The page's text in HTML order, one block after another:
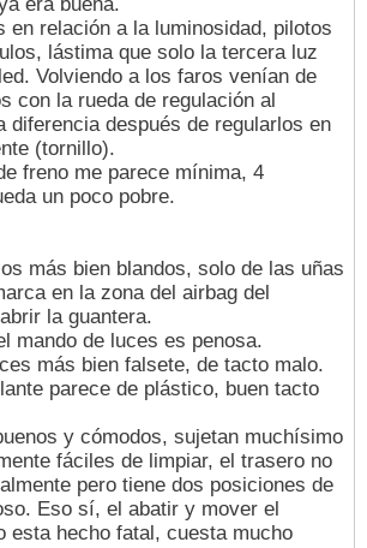
en relación a la luminosidad, pilotos
lástima que solo la tercera luz
Volviendo a los faros venían de
con la rueda de regulación al
diferencia después de regularlos en
(tornillo).
freno me parece mínima, 4
un poco pobre.
más bien blandos, solo de las uñas
en la zona del airbag del
la guantera.
mando de luces es penosa.
más bien falsete, de tacto malo.
parece de plástico, buen tacto
y cómodos, sujetan muchísimo
fáciles de limpiar, el trasero no
pero tiene dos posiciones de
Eso sí, el abatir y mover el
esta hecho fatal, cuesta mucho